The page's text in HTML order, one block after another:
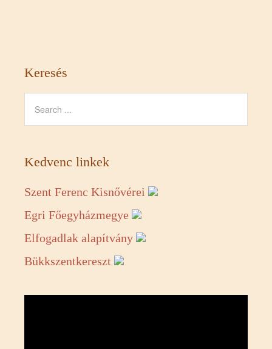
Keresés
Kedvenc linkek
Szent Ferenc Kisnővérei
Egri Főegyházmegye
Elfogadlak alapítvány
Bükkszentkereszt